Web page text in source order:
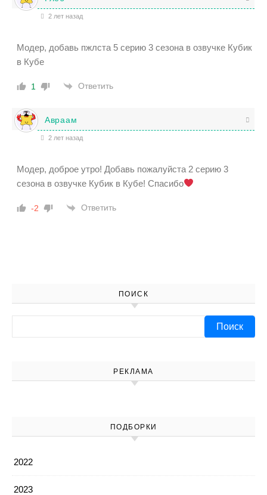
2 лет назад
Модер, добавь пжлста 5 серию 3 сезона в озвучке Кубик
в Кубе
1 Ответить
Авраам
2 лет назад
Модер, доброе утро! Добавь пожалуйста 2 серию 3
сезона в озвучке Кубик в Кубе! Спасибо
-2 Ответить
ПОИСК
РЕКЛАМА
ПОДБОРКИ
2022
2023